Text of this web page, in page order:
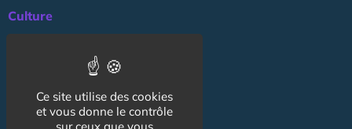
Culture
NOS AUTRES SITES :
Ce site utilise des cookies
et vous donne le contrôle